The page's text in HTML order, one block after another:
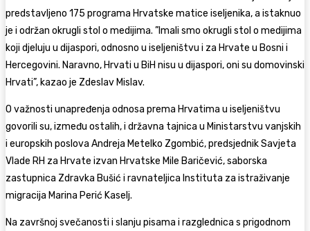
predstavljeno 175 programa Hrvatske matice iseljenika, a istaknuo
je i održan okrugli stol o medijima. ”Imali smo okrugli stol o medijima
koji djeluju u dijaspori, odnosno u iseljeništvu i za Hrvate u Bosni i
Hercegovini. Naravno, Hrvati u BiH nisu u dijaspori, oni su domovinski
Hrvati”, kazao je Zdeslav Mislav.
O važnosti unapređenja odnosa prema Hrvatima u iseljeništvu
govorili su, između ostalih, i državna tajnica u Ministarstvu vanjskih
i europskih poslova Andreja Metelko Zgombić, predsjednik Savjeta
Vlade RH za Hrvate izvan Hrvatske Mile Baričević, saborska
zastupnica Zdravka Bušić i ravnateljica Instituta za istraživanje
migracija Marina Perić Kaselj.
Na završnoj svečanosti i slanju pisama i razglednica s prigodnom